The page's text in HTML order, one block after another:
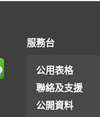
服務台
公用表格
聯絡及支援
公開資料